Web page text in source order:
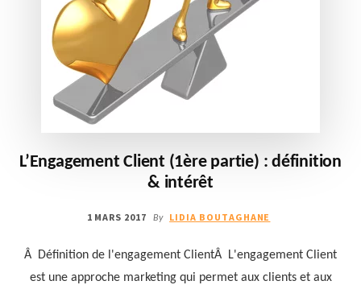
L’Engagement Client (1ère partie) : définition
& intérêt
1 MARS 2017 By LIDIA BOUTAGHANE
Â Définition de l'engagement ClientÂ L'engagement Client
est une approche marketing qui permet aux clients et aux